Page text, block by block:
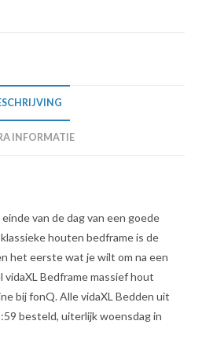
INFORMATIE
van de dag van een goede
houten bedframe is de
het eerste wat je wilt om na een
Bedframe massief hout
bij fonQ. Alle vidaXL Bedden uit
besteld, uiterlijk woensdag in